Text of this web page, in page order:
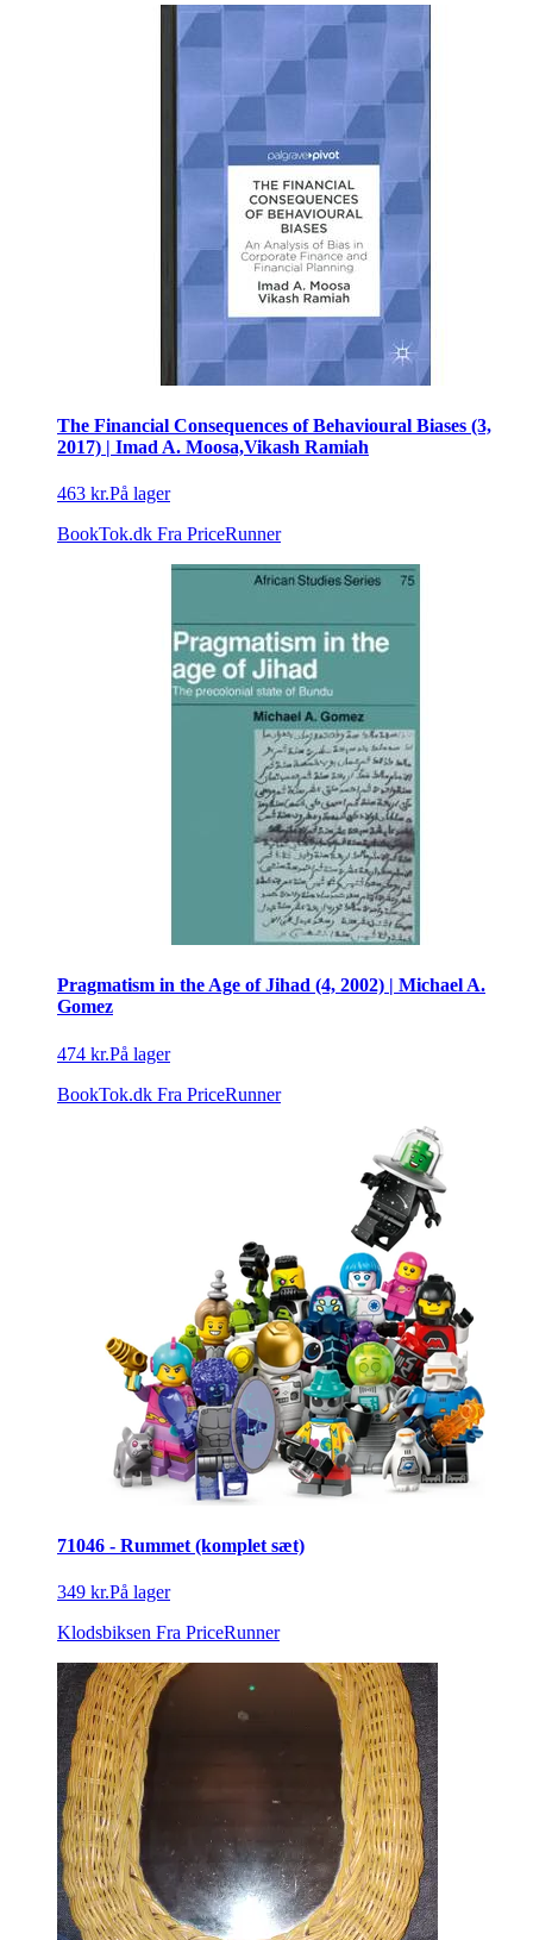
The Financial Consequences of Behavioural Biases (3,
2017) | Imad A. Moosa,Vikash Ramiah
463 kr.På lager
BookTok.dk Fra PriceRunner
Pragmatism in the Age of Jihad (4, 2002) | Michael A.
Gomez
474 kr.På lager
BookTok.dk Fra PriceRunner
71046 - Rummet (komplet sæt)
349 kr.På lager
Klodsbiksen Fra PriceRunner